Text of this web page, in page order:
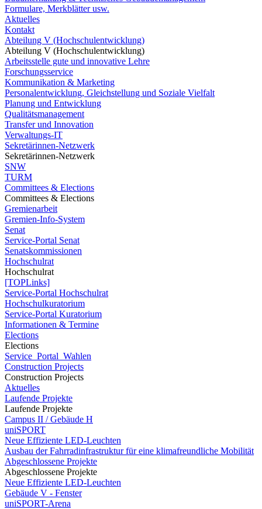
Formulare, Merkblätter usw.
Aktuelles
Kontakt
Abteilung V (Hochschulentwicklung)
Abteilung V (Hochschulentwicklung)
Arbeitsstelle gute und innovative Lehre
Forschungsservice
Kommunikation & Marketing
Personalentwicklung, Gleichstellung und Soziale Vielfalt
Planung und Entwicklung
Qualitätsmanagement
Transfer und Innovation
Verwaltungs-IT
Sekretärinnen-Netzwerk
Sekretärinnen-Netzwerk
SNW
TURM
Committees & Elections
Committees & Elections
Gremienarbeit
Gremien-Info-System
Senat
Service-Portal Senat
Senatskommissionen
Hochschulrat
Hochschulrat
[TOPLinks]
Service-Portal Hochschulrat
Hochschulkuratorium
Service-Portal Kuratorium
Informationen & Termine
Elections
Elections
Service_Portal_Wahlen
Construction Projects
Construction Projects
Aktuelles
Laufende Projekte
Laufende Projekte
Campus II / Gebäude H
uniSPORT
Neue Effiziente LED-Leuchten
Ausbau der Fahrradinfrastruktur für eine klimafreundliche Mobilität
Abgeschlossene Projekte
Abgeschlossene Projekte
Neue Effiziente LED-Leuchten
Gebäude V - Fenster
uniSPORT-Arena